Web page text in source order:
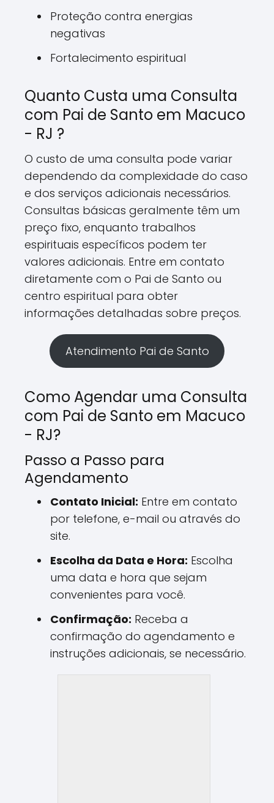
Proteção contra energias
negativas
Fortalecimento espiritual
Quanto Custa uma Consulta
com Pai de Santo em Macuco
- RJ ?
O custo de uma consulta pode variar
dependendo da complexidade do caso
e dos serviços adicionais necessários.
Consultas básicas geralmente têm um
preço fixo, enquanto trabalhos
espirituais específicos podem ter
valores adicionais. Entre em contato
diretamente com o Pai de Santo ou
centro espiritual para obter
informações detalhadas sobre preços.
Atendimento Pai de Santo
Como Agendar uma Consulta
com Pai de Santo em Macuco
- RJ?
Passo a Passo para
Agendamento
Contato Inicial: Entre em contato
por telefone, e-mail ou através do
site.
Escolha da Data e Hora: Escolha
uma data e hora que sejam
convenientes para você.
Confirmação: Receba a
confirmação do agendamento e
instruções adicionais, se necessário.